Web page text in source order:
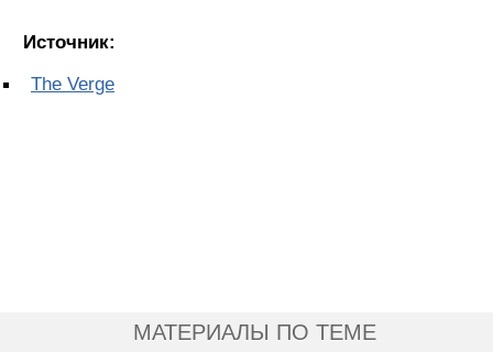
Источник:
The Verge
МАТЕРИАЛЫ ПО ТЕМЕ